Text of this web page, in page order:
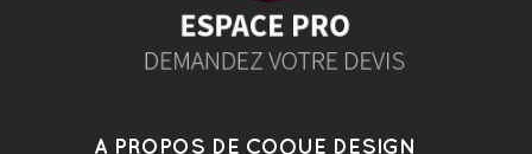
A PROPOS DE COQUE DESIGN